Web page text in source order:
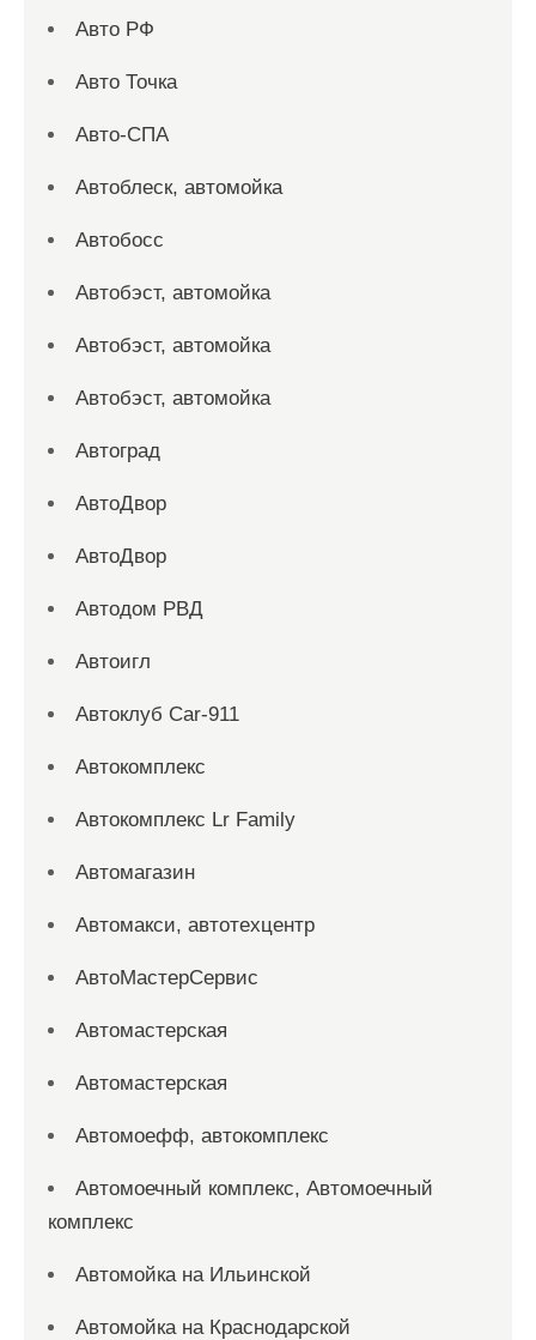
Авто РФ
Авто Точка
Авто-СПА
Автоблеск, автомойка
Автобосс
Автобэст, автомойка
Автобэст, автомойка
Автобэст, автомойка
Автоград
АвтоДвор
АвтоДвор
Автодом РВД
Автоигл
Автоклуб Car-911
Автокомплекс
Автокомплекс Lr Family
Автомагазин
Автомакси, автотехцентр
АвтоМастерСервис
Автомастерская
Автомастерская
Автомоефф, автокомплекс
Автомоечный комплекс, Автомоечный
комплекс
Автомойка на Ильинской
Автомойка на Краснодарской